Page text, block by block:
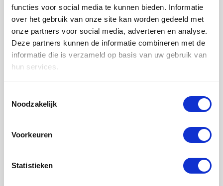
functies voor social media te kunnen bieden. Informatie
over het gebruik van onze site kan worden gedeeld met
onze partners voor social media, adverteren en analyse.
Deze partners kunnen de informatie combineren met de
informatie die is verzameld op basis van uw gebruik van
hun services.
Noodzakelijk
Voorkeuren
Statistieken
Categorieën
WTW FILTERS
LUCHTVERWARMING FILTERS
FILTERDOEKEN / MATTEN
KEGELFILTERS - CONISCHE FILTERS
ONDERHOUD WTW VENTILATIE